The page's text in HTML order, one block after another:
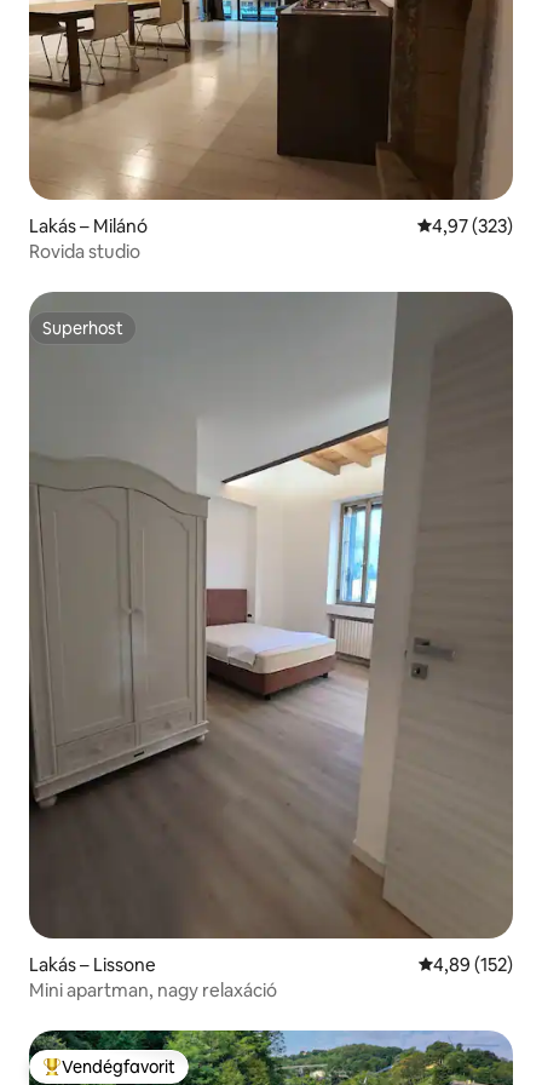
Lakás – Milánó Átlagos
4,97 (323)
Rovida studio
Superhost
Superhost
Lakás – Lissone Átlagos
4,89 (152)
Mini apartman, nagy relaxáció
Kiemelt vendégfavorit
Vendégfavorit